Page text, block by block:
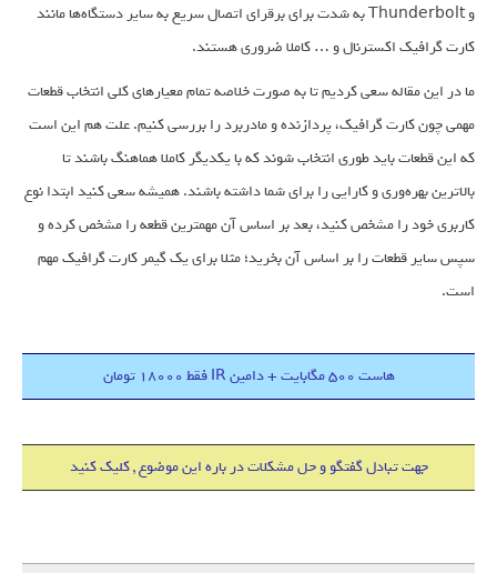
و Thunderbolt به شدت برای برقرای اتصال سریع به سایر دستگاه‌ها مانند
کارت گرافیک اکسترنال و … کاملا ضروری هستند.
ما در این مقاله سعی کردیم تا به صورت خلاصه تمام معیارهای کلی انتخاب قطعات
مهمی چون کارت گرافیک،‌ پردازنده و مادربرد را بررسی کنیم. علت هم این است
که این قطعات باید طوری انتخاب شوند که با یکدیگر کاملا هماهنگ باشند تا
بالاترین بهره‌وری و کارایی را برای شما داشته باشند. همیشه سعی کنید ابتدا نوع
کاربری خود را مشخص کنید، بعد بر اساس آن مهمترین قطعه را مشخص کرده و
سپس سایر قطعات را بر اساس آن بخرید؛ مثلا برای یک گیمر کارت گرافیک مهم
است.
هاست 500 مگابایت + دامین IR فقط 18000 تومان
جهت تبادل گفتگو و حل مشکلات در باره این موضوع , کلیک کنید